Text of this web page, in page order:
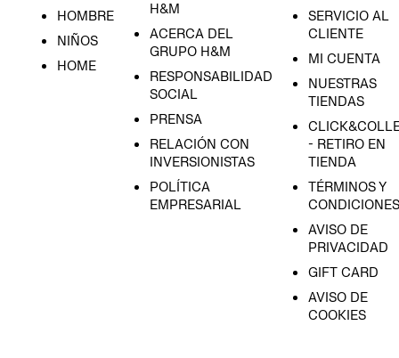
HOMBRE
NIÑOS
HOME
H&M
ACERCA DEL
GRUPO H&M
RESPONSABILIDAD
SOCIAL
PRENSA
RELACIÓN CON
INVERSIONISTAS
POLÍTICA
EMPRESARIAL
SERVICIO AL
CLIENTE
MI CUENTA
NUESTRAS
TIENDAS
- RETIRO EN
TIENDA
TÉRMINOS Y
CONDICIONES
AVISO DE
PRIVACIDAD
GIFT CARD
AVISO DE
COOKIES